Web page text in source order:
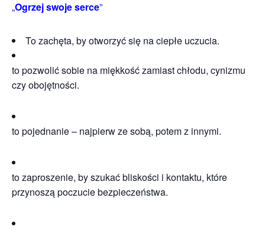
„Ogrzej swoje serce”
To zachęta, by otworzyć się na ciepłe uczucia.
to pozwolić sobie na miękkość zamiast chłodu, cynizmu
czy obojętności.
to pojednanie – najpierw ze sobą, potem z innymi.
to zaproszenie, by szukać bliskości i kontaktu, które
przynoszą poczucie bezpieczeństwa.